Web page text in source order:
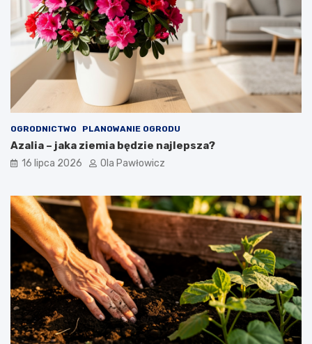
OGRODNICTWO PLANOWANIE OGRODU
Azalia – jaka ziemia będzie najlepsza?
16 lipca 2026 Ola Pawłowicz